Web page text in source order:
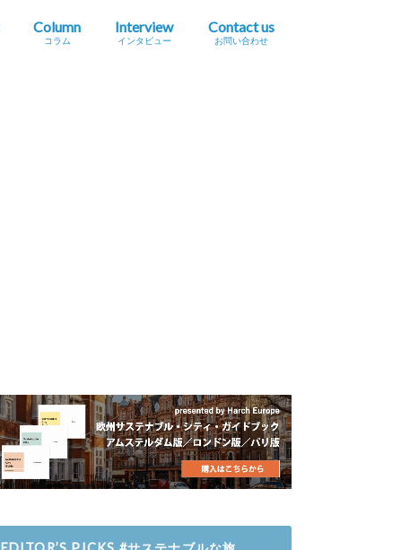
Column
コラム
Interview
インタビュー
Contact us
お問い合わせ